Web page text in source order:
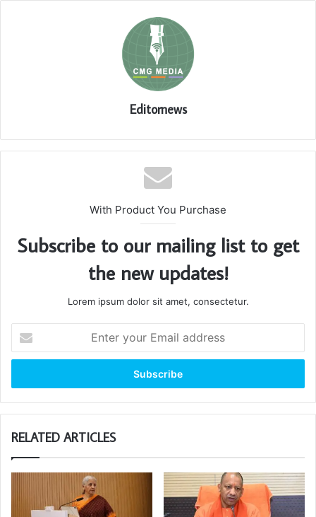
Editornews
With Product You Purchase
Subscribe to our mailing list to get
the new updates!
Lorem ipsum dolor sit amet, consectetur.
your
Email
RELATED ARTICLES